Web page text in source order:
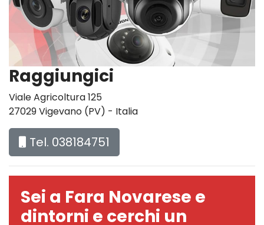
Raggiungici
Viale Agricoltura 125
27029 Vigevano (PV) - Italia
Tel. 038184751
Sei a Fara Novarese e
dintorni e cerchi un